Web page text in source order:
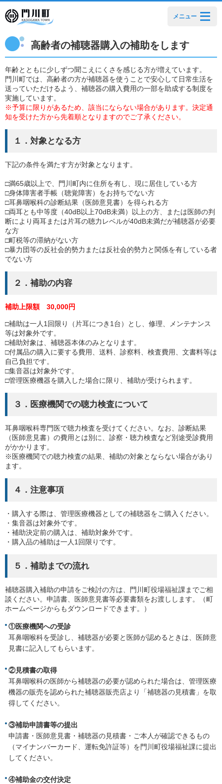
メニュー
高齢者の補聴器購入の補助をします
年齢とともに少しずつ聞こえにくさを感じる方が増えています。
門川町では、高齢者の方が補聴器を使うことで安心して日常生活を
送っていただけるよう、補聴器の購入費用の一部を助成する制度を
実施しています。
※予算に限りがあるため、該当にならない場合があります。決定通
知を受けた方から先着順となりますのでご了承ください。
１．対象となる方
下記の条件を満たす方が対象となります。
□満65歳以上で、門川町内に住所を有し、現に居住している方
□身体障害者手帳（聴覚障害）をお持ちでない方
□耳鼻咽喉科の診断結果（医師意見書）を得られる方
□両耳とも中等度（40dB以上70dB未満）以上の方、または医師の判
断により両耳または片耳の聴力レベルが40dB未満だが補聴器が必要
な方
□町税等の滞納がない方
□暴力団等の反社会的勢力または反社会的勢力と関係を有している者
でない方
２．補助の内容
補助上限額 30,000円
□補助は一人1回限り（片耳につき1台）とし、修理、メンテナンス
等は対象外です。
□補助対象は、補聴器本体のみとなります。
□付属品の購入に要する費用、送料、診察料、検査費用、文書料等は
自己負担です。
□集音器は対象外です。
□管理医療機器を購入した場合に限り、補助が受けられます。
３．医療機関での聴力検査について
耳鼻咽喉科専門医で聴力検査を受けてください。なお、診断結果
（医師意見書）の費用とは別に、診察・聴力検査など別途受診費用
がかかります。
※医療機関での聴力検査の結果、補助の対象とならない場合があり
ます。
４．注意事項
・購入する際は、管理医療機器としての補聴器をご購入ください。
・集音器は対象外です。
・補助決定前の購入は、補助対象外です。
・購入品の補助は一人1回限りです。
５．補助までの流れ
補聴器購入補助の申請をご検討の方は、門川町役場福祉課までご相
談ください。申請書、医師意見書等必要書類をお渡しします。（町
ホームページからもダウンロードできます。）
①医療機関への受診
耳鼻咽喉科を受診し、補聴器が必要と医師が認めるときは、医師意
見書に記入してもらいます。
②見積書の取得
耳鼻咽喉科の医師から補聴器の必要が認められた場合は、管理医療
機器の販売を認められた補聴器販売店より「補聴器の見積書」を取
得してください。
③補助申請書等の提出
申請書・医師意見書・補聴器の見積書・ご本人が確認できるもの
（マイナンバーカード、運転免許証等）を門川町役場福祉課に提出
してください。
④補助金の交付決定